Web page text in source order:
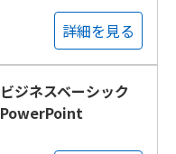
詳細を見る
ビジネスベーシック
PowerPoint